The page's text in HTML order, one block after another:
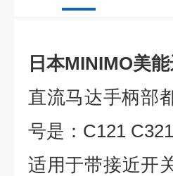
日本MINIMO美
直流马达手柄部
号是：C121 C321
适用于带接近开